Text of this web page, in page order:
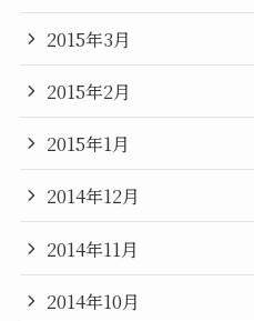
2015年3月
2015年2月
2015年1月
2014年12月
2014年11月
2014年10月